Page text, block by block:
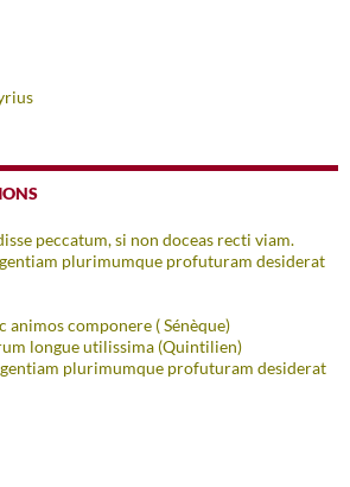
peccatum, si non doceas recti viam.
plurimumque profuturam desiderat
animos componere ( Sénèque)
longue utilissima (Quintilien)
plurimumque profuturam desiderat